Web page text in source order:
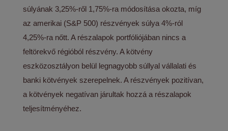
súlyának 3,25%-ről 1,75%-ra módosítása okozta, míg
az amerikai (S&P 500) részvények súlya 4%-ról
4,25%-ra nőtt. A részalapok portfóliójában nincs a
feltörekvő régióból részvény. A kötvény
eszközosztályon belül legnagyobb súllyal vállalati és
banki kötvények szerepelnek. A részvények pozitívan,
a kötvények negatívan járultak hozzá a részalapok
teljesítményéhez.